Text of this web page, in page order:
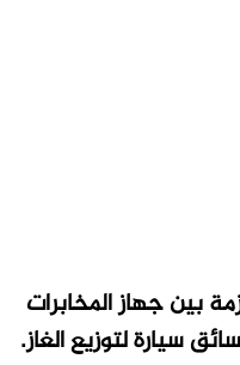
بين جهاز المخابرات
سيارة لتوزيع الغاز.